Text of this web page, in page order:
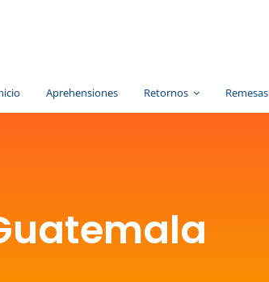
Aprehensiones Retornos Remesas